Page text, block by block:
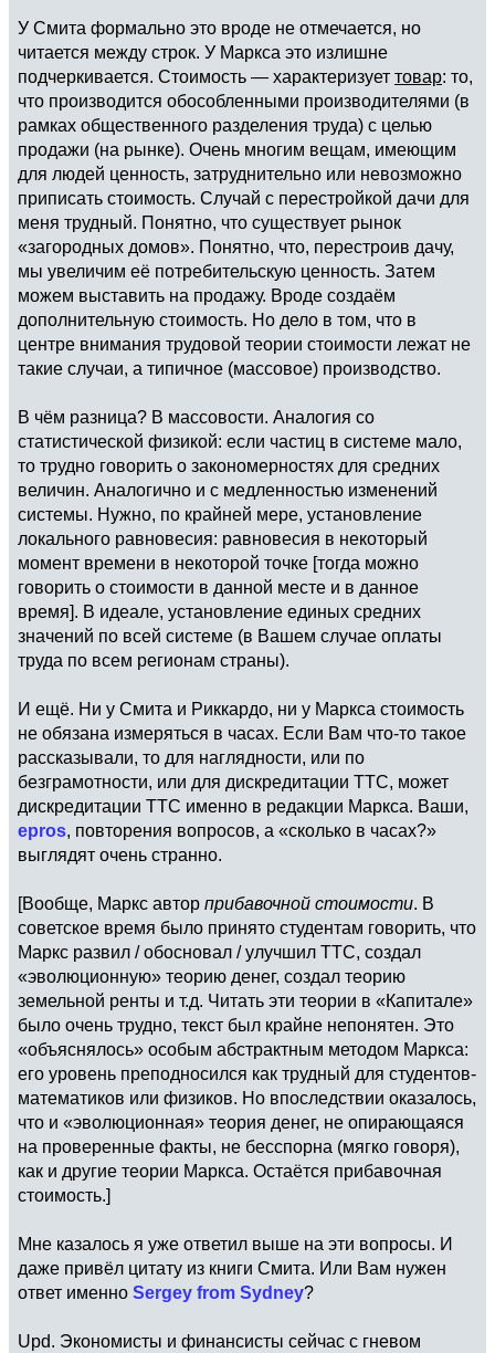
У Смита формально это вроде не отмечается, но
читается между строк. У Маркса это излишне
подчеркивается. Стоимость — характеризует товар: то,
что производится обособленными производителями (в
рамках общественного разделения труда) с целью
продажи (на рынке). Очень многим вещам, имеющим
для людей ценность, затруднительно или невозможно
приписать стоимость. Случай с перестройкой дачи для
меня трудный. Понятно, что существует рынок
«загородных домов». Понятно, что, перестроив дачу,
мы увеличим её потребительскую ценность. Затем
можем выставить на продажу. Вроде создаём
дополнительную стоимость. Но дело в том, что в
центре внимания трудовой теории стоимости лежат не
такие случаи, а типичное (массовое) производство.
В чём разница? В массовости. Аналогия со
статистической физикой: если частиц в системе мало,
то трудно говорить о закономерностях для средних
величин. Аналогично и с медленностью изменений
системы. Нужно, по крайней мере, установление
локального равновесия: равновесия в некоторый
момент времени в некоторой точке [тогда можно
говорить о стоимости в данной месте и в данное
время]. В идеале, установление единых средних
значений по всей системе (в Вашем случае оплаты
труда по всем регионам страны).
И ещё. Ни у Смита и Риккардо, ни у Маркса стоимость
не обязана измеряться в часах. Если Вам что-то такое
рассказывали, то для наглядности, или по
безграмотности, или для дискредитации ТТС, может
дискредитации ТТС именно в редакции Маркса. Ваши,
epros, повторения вопросов, а «сколько в часах?»
выглядят очень странно.
[Вообще, Маркс автор прибавочной стоимости. В
советское время было принято студентам говорить, что
Маркс развил / обосновал / улучшил ТТС, создал
«эволюционную» теорию денег, создал теорию
земельной ренты и т.д. Читать эти теории в «Капитале»
было очень трудно, текст был крайне непонятен. Это
«объяснялось» особым абстрактным методом Маркса:
его уровень преподносился как трудный для студентов-
математиков или физиков. Но впоследствии оказалось,
что и «эволюционная» теория денег, не опирающаяся
на проверенные факты, не бесспорна (мягко говоря),
как и другие теории Маркса. Остаётся прибавочная
стоимость.]
Мне казалось я уже ответил выше на эти вопросы. И
даже привёл цитату из книги Смита. Или Вам нужен
ответ именно Sergey from Sydney?
Upd. Экономисты и финансисты сейчас с гневом